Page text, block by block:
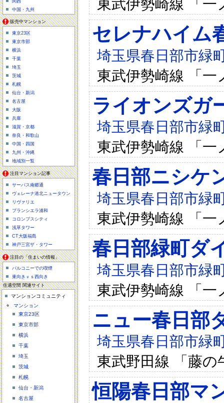
東武伊勢崎線 「一
セレナハイム
埼玉県春日部市緑
東武伊勢崎線 「一
ライオンズガ
埼玉県春日部市緑
東武伊勢崎線 「一
春日部ニシケ
埼玉県春日部市緑
東武伊勢崎線 「一
春日部緑町ダ
埼玉県春日部市緑
東武伊勢崎線 「一
ニュー春日部
埼玉県春日部市緑
東武野田線 「藤の
恒陽春日部マ
中国・九州
販売中マンション
東京23区
東京市部
横浜
千葉
埼玉
茨城
札幌
仙台・新潟
名古屋
大阪
兵庫
滋賀・京都
奈良・和歌山
中国・四国
九州・沖縄
地域別一覧
注目マンション記事
サーパス南郷通
ヴェレーナ港北ニュータウン
リヴァリエ
ブランシエラ浦和
コロンブスシティ
浅草タワー
CT大阪福島
神戸三宮ザ・タワー
注目の「住まいの情報」
バルコニーでの喫煙
東向きｖｓ西向き
住適空間 関連サイト
マンションコミュニティ
マンション
東京23区
東京市部
横浜
千葉
埼玉
茨城
札幌
仙台・新潟
名古屋